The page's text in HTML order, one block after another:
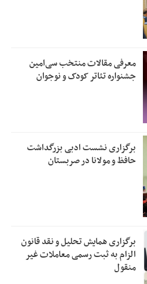
معرفی مقالات منتخب سی‌امین
جشنواره تئاتر کودک و نوجوان
برگزاری نشست ادبی بزرگداشت
حافظ و مولانا در صربستان
برگزاری همایش تحلیل و نقد قانون
الزام به ثبت رسمی معاملات غیر
منقول